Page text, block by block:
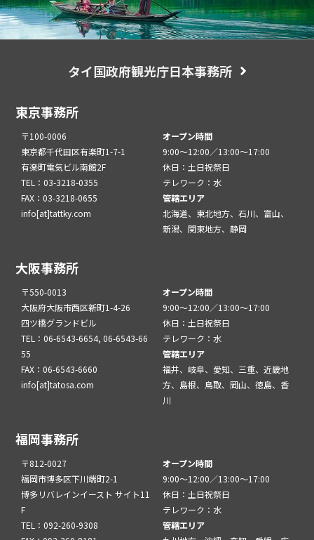
タイ国政府観光庁日本事務所
東京事務所
〒100-0006
東京都千代田区有楽町1-7-1
有楽町電気ビル南館2F
TEL：03-3218-0355
FAX：03-3218-0655
info[at]tattky.com
オープン時間
9:00～12:00／13:00～17:00
休日：土日祝祭日
テレワーク：水
管轄エリア
北海道、東北地方、石川、富山、
新潟、関東地方、静岡
大阪事務所
〒550-0013
大阪府大阪市西区新町1-4-26
四ツ橋グランドビル
TEL：06-6543-6654, 06-6543-66
55
FAX：06-6543-6660
info[at]tatosa.com
オープン時間
9:00～12:00／13:00～17:00
休日：土日祝祭日
テレワーク：水
管轄エリア
福井、岐阜、愛知、三重、近畿地
方、島根、鳥取、岡山、徳島、香
川
福岡事務所
〒812-0027
福岡市博多区下川端町2-1
博多リバレインイースト サイト11
F
TEL：092-260-9308
オープン時間
9:00～12:00／13:00～17:00
休日：土日祝祭日
テレワーク：水
管轄エリア